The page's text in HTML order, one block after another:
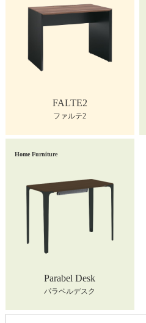
FALTE2
ファルテ2
Home Furniture
Parabel Desk
パラベルデスク